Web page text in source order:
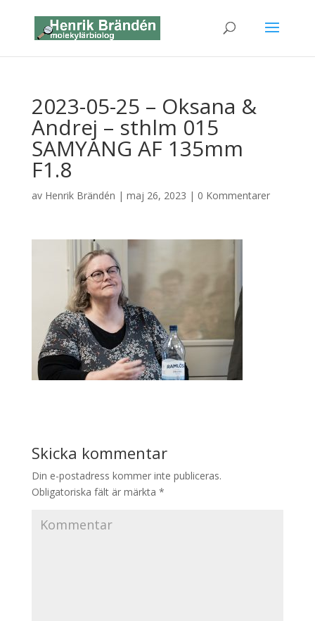
2023-05-25 – Oksana &
Andrej – sthlm 015
SAMYANG AF 135mm
F1.8
av Henrik Brändén | maj 26, 2023 | 0 Kommentarer
Skicka kommentar
Din e-postadress kommer inte publiceras.
Obligatoriska fält är märkta *